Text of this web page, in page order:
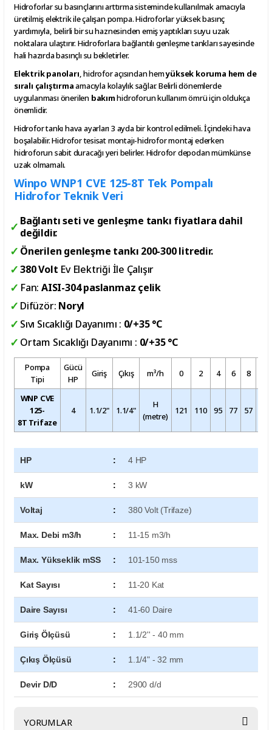
Hidroforlar su basınçlarını arttırma sisteminde kullanılmak amacıyla
üretilmiş elektrik ile çalışan pompa. Hidroforlar yüksek basınç
yardımıyla, belirli bir su haznesinden emiş yaptıkları suyu uzak
noktalara ulaştırır. Hidroforlara bağlantılı genleşme tankları sayesinde
hali hazırda basınçlı su bekletirler.
Elektrik panoları, hidrofor açısından hemyüksek koruma hem de
sıralı çalıştırmaamacıyla kolaylık sağlar. Belirli dönemlerde
uygulanması önerilen bakımhidroforun kullanım ömrü için oldukça
önemlidir.
Hidrofor tankı hava ayarları 3 ayda bir kontrol edilmeli. İçindeki hava
boşalabilir. Hidrofor tesisat montajı-hidrofor montaj ederken
hidroforun sabit duracağı yeri belirler. Hidrofor depodan mümkünse
uzak olmamalı.
Winpo WNP1 CVE 125-8T Tek Pompalı
Hidrofor Teknik Veri
Bağlantı seti ve genleşme tankı fiyatlara dahil
değildir.
Önerilen genleşme tankı 200-300 litredir.
380 Volt Ev Elektriği İle Çalışır
Fan: AISI-304 paslanmaz çelik
Difüzör: Noryl
Sıvı Sıcaklığı Dayanımı : 0/+35 °C
Ortam Sıcaklığı Dayanımı : 0/+35 °C
Pompa
Tipi
Gücü
HP
Giriş Çıkış m³/h 0 2 4 6 8
WNP CVE
125-
8T Trifaze
4 1.1/2" 1.1/4"
H
(metre)
121 110 95 77 57
HP : 4 HP
kW : 3 kW
Voltaj : 380 Volt (Trifaze)
Max. Debi m3/h : 11-15 m3/h
Max. Yükseklik mSS : 101-150 mss
Kat Sayısı : 11-20 Kat
Daire Sayısı : 41-60 Daire
Giriş Ölçüsü : 1.1/2'' - 40 mm
Çıkış Ölçüsü : 1.1/4" - 32 mm
Devir D/D : 2900 d/d
YORUMLAR